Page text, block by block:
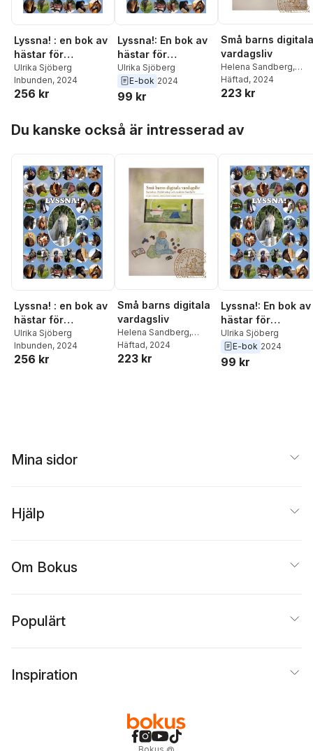
Lyssna! : en bok av
hästar för
människor
Ulrika Sjöberg
Inbunden, 2024
256 kr
Lyssna!: En bok av
hästar för
människor
Ulrika Sjöberg
E-bok 2024
99 kr
Små barns digitala
vardagsliv
Helena Sandberg,
Ulrika Sjöberg
Sundin
Häftad, 2024
223 kr
Du kanske också är intresserad av
Lyssna! : en bok av
hästar för
människor
Ulrika Sjöberg
Inbunden, 2024
256 kr
Små barns digitala
vardagsliv
Helena Sandberg,
Ulrika Sjöberg
Sundin
Häftad, 2024
223 kr
Lyssna!: En bok av
hästar för
människor
Ulrika Sjöberg
E-bok 2024
99 kr
Mina sidor
Hjälp
Om Bokus
Populärt
Inspiration